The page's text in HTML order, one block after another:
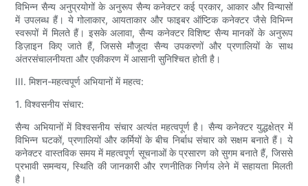
विभिन्न सैन्य अनुप्रयोगों के अनुरूप सैन्य कनेक्टर कई प्रकार, आकार और विन्यासों
में उपलब्ध हैं। ये गोलाकार, आयताकार और फाइबर ऑप्टिक कनेक्टर जैसे विभिन्न
स्वरूपों में मिलते हैं। इसके अलावा, सैन्य कनेक्टर विशिष्ट सैन्य मानकों के अनुरूप
डिज़ाइन किए जाते हैं, जिससे मौजूदा सैन्य उपकरणों और प्रणालियों के साथ
अंतरसंचालनीयता और एकीकरण में आसानी सुनिश्चित होती है।
III. मिशन-महत्वपूर्ण अभियानों में महत्व:
1. विश्वसनीय संचार:
सैन्य अभियानों में विश्वसनीय संचार अत्यंत महत्वपूर्ण है। सैन्य कनेक्टर युद्धक्षेत्र में
विभिन्न घटकों, प्रणालियों और कर्मियों के बीच निर्बाध संचार को सक्षम बनाते हैं। ये
कनेक्टर वास्तविक समय में महत्वपूर्ण सूचनाओं के प्रसारण को सुगम बनाते हैं, जिससे
प्रभावी समन्वय, स्थिति की जानकारी और रणनीतिक निर्णय लेने में सहायता मिलती
है।